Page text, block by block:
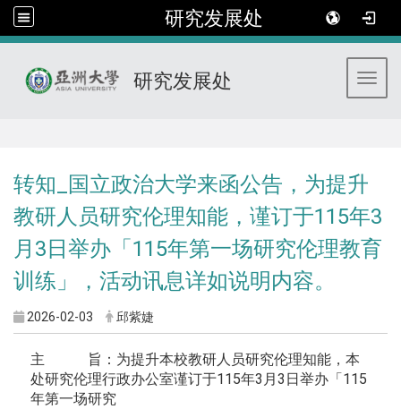
研究发展处
研究发展处
转知_国立政治大学来函公告，为提升
教研人员研究伦理知能，谨订于115年3
月3日举办「115年第一场研究伦理教育
训练」，活动讯息详如说明内容。
2026-02-03 邱紫婕
主 旨：为提升本校教研人员研究伦理知能，本
处研究伦理行政办公室谨订于115年3月3日举办「115
年第一场研究